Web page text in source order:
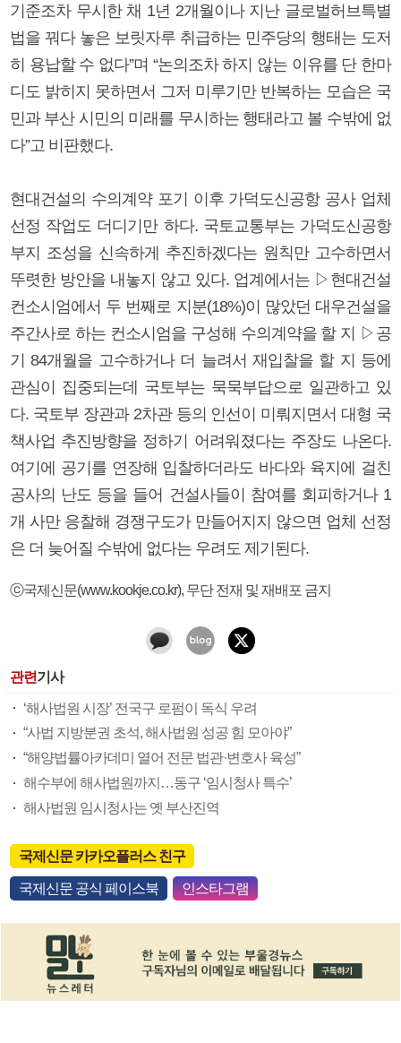
기준조차 무시한 채 1년 2개월이나 지난 글로벌허브특별
법을 꿔다 놓은 보릿자루 취급하는 민주당의 행태는 도저
히 용납할 수 없다”며 “논의조차 하지 않는 이유를 단 한마
디도 밝히지 못하면서 그저 미루기만 반복하는 모습은 국
민과 부산 시민의 미래를 무시하는 행태라고 볼 수밖에 없
다”고 비판했다.
현대건설의 수의계약 포기 이후 가덕도신공항 공사 업체
선정 작업도 더디기만 하다. 국토교통부는 가덕도신공항
부지 조성을 신속하게 추진하겠다는 원칙만 고수하면서
뚜렷한 방안을 내놓지 않고 있다. 업계에서는 ▷현대건설
컨소시엄에서 두 번째로 지분(18%)이 많았던 대우건설을
주간사로 하는 컨소시엄을 구성해 수의계약을 할 지 ▷공
기 84개월을 고수하거나 더 늘려서 재입찰을 할 지 등에
관심이 집중되는데 국토부는 묵묵부답으로 일관하고 있
다. 국토부 장관과 2차관 등의 인선이 미뤄지면서 대형 국
책사업 추진방향을 정하기 어려워졌다는 주장도 나온다.
여기에 공기를 연장해 입찰하더라도 바다와 육지에 걸친
공사의 난도 등을 들어 건설사들이 참여를 회피하거나 1
개 사만 응찰해 경쟁구도가 만들어지지 않으면 업체 선정
은 더 늦어질 수밖에 없다는 우려도 제기된다.
ⓒ국제신문(www.kookje.co.kr), 무단 전재 및 재배포 금지
관련기사
‘해사법원 시장’ 전국구 로펌이 독식 우려
“사법 지방분권 초석, 해사법원 성공 힘 모아야”
“해양법률아카데미 열어 전문 법관·변호사 육성”
해수부에 해사법원까지…동구 ‘임시청사 특수’
해사법원 임시청사는 옛 부산진역
국제신문 카카오플러스 친구
국제신문 공식 페이스북 인스타그램